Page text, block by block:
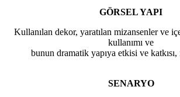
GÖRSEL YAPI
Kullanılan dekor, yaratılan mizansenler ve
kullanımı ve
bunun dramatik yapıya etkisi ve katkısı,
SENARYO